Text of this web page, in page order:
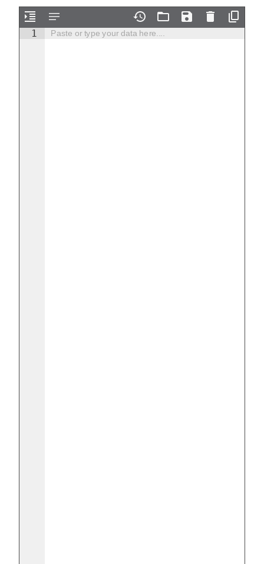
1 Paste or type your data here....